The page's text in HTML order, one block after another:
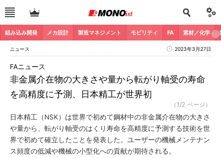
組み込み開発 メカ設計 製造マネジメント モビリティ FA 素材／化学
ニュース 2023年3月27日
非金属介在物の大きさや量から転がり軸受の寿命
を高精度に予測、日本精工が世界初
FAニュース
（1/2 ページ）
日本精工（NSK）は世界で初めて鋼材中の非金属介在物の大きさ
や量から、転がり軸受のはくり寿命を高精度に予測する技術を世
界で初めて確立したことを発表した。ユーザーの機械メンテナン
ス頻度の低減や機械の小型化への貢献が期待される。